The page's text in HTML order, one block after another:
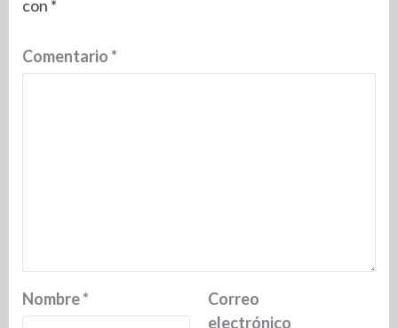
con *
Comentario*
Nombre*
Correo
electrónico